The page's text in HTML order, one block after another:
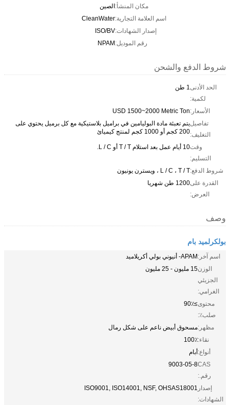
مكان المنشأ:الصين
اسم العلامة التجارية:CleanWater
إصدار الشهادات:ISO/BV
رقم الموديل:NPAM
شروط الدفع والشحن
الحد الأدنى
لكمية:
1 طن
الأسعار:USD 1500~2000 Metric Ton
تفاصيل
التغليف:
يتم تعبئة مادة البوليامين في براميل بلاستيكية مع كل برميل يحتوي على
200 كجم أو 1000 كجم لمنتج كيميائ
وقت
التسليم:
10 أيام عمل بعد استلام T / T أو L / C.
شروط الدفع:L / C ، T / T ، ويسترن يونيون
القدرة على
العرض:
1200 طن شهريا
وصف
بولكرلميد بام
اسم آخر:APAM- أنيوني بولي أكريلاميد
الوزن
الجزيئي
الغرامي:
15 مليون - 25 مليون
محتوى
صلب٪:
≥90٪
مظهر:مسحوق أبيض ناعم على شكل رمال
نقاء:100٪
أنواع:أبام
CAS
رقم.:
9003-05-8
إصدار
الشهادات:
ISO9001, ISO14001, NSF, OHSAS18001